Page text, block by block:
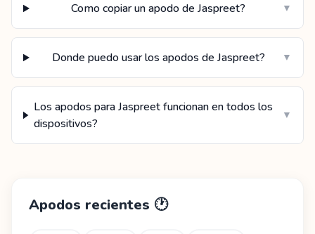
Como copiar un apodo de Jaspreet? ▼
Donde puedo usar los apodos de Jaspreet? ▼
Los apodos para Jaspreet funcionan en todos los
dispositivos?
▼
Apodos recientes 🕐